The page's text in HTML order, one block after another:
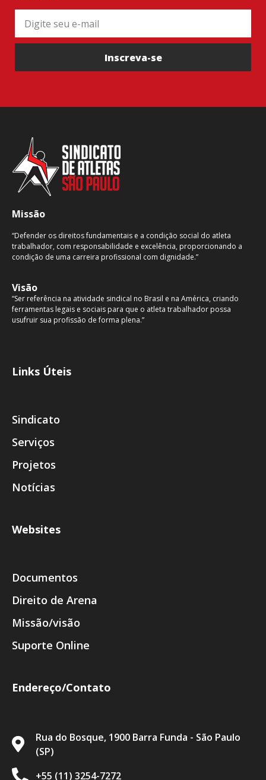
Inscreva-se
Missão
“Defender os direitos fundamentais e a condição social do atleta
trabalhador, com responsabilidade e excelência, proporcionando a
condição de uma carreira profissional com dignidade.”
Visão
“Ser referência na atividade sindical no Brasil e na América, criando
ferramentas legais e sociais para que o atleta trabalhador possa
usufruir sua profissão de forma plena.”
Links Úteis
Sindicato
Serviços
Projetos
Notícias
Websites
Documentos
Direito de Arena
Missão/visão
Suporte Online
Endereço/Contato
Rua do Bosque, 1900 Barra Funda - São Paulo
(SP)
+55 (11) 3254-7272